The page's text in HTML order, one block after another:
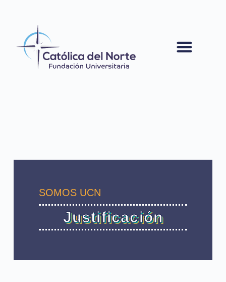
SOMOS UCN
Justificación